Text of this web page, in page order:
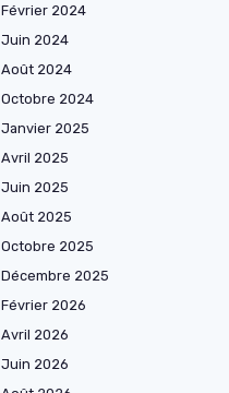
Février 2024
Juin 2024
Août 2024
Octobre 2024
Janvier 2025
Avril 2025
Juin 2025
Août 2025
Octobre 2025
Décembre 2025
Février 2026
Avril 2026
Juin 2026